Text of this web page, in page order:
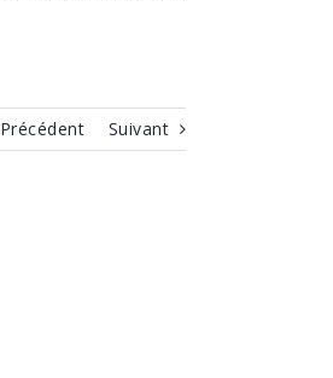
Précédent Suivant